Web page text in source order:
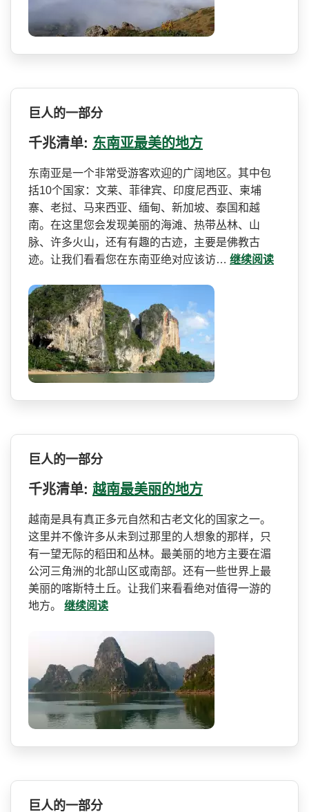
巨人的一部分
千兆清单: 东南亚最美的地方
东南亚是一个非常受游客欢迎­的广阔地区。其中包
括10个国家：文莱、菲律宾、印­度尼西亚、柬埔
寨、老挝、马来西亚、缅甸、新加坡、­泰国和越
南。在这里您会发现美丽的海滩、热带丛林、­山
脉、许多火山，还有有趣的古迹，主要是佛教古
迹。­让我们看看您在东南亚绝对应该访… 继续阅读
巨人的一部分
千兆清单: 越南最美丽的地方
越南是具有真正多元自然和古­老文化的国家之一。
这里并不像许多从未到过那里的人­想象的那样，只
有一望无际的稻田和丛林。最美丽的地­方主要在湄
公河三角洲的北部山区或南部。还有一些世­界上最
美丽的喀斯特土丘。让我们来看看绝对值得一游­的
地方。 继续阅读
巨人的一部分